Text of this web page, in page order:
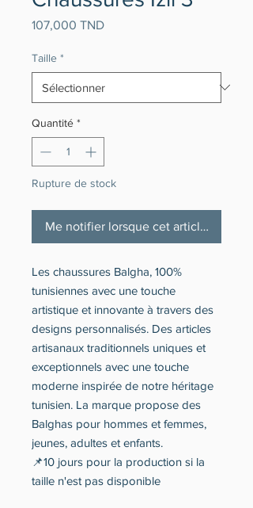
107,000 TNDPrix
Taille *
Quantité *
Rupture de stock
Me notifier lorsque cet article est
Les chaussures Balgha, 100%
tunisiennes avec une touche
artistique et innovante à travers des
designs personnalisés. Des articles
artisanaux traditionnels uniques et
exceptionnels avec une touche
moderne inspirée de notre héritage
tunisien. La marque propose des
Balghas pour hommes et femmes,
jeunes, adultes et enfants.
📌10 jours pour la production si la
taille n'est pas disponible